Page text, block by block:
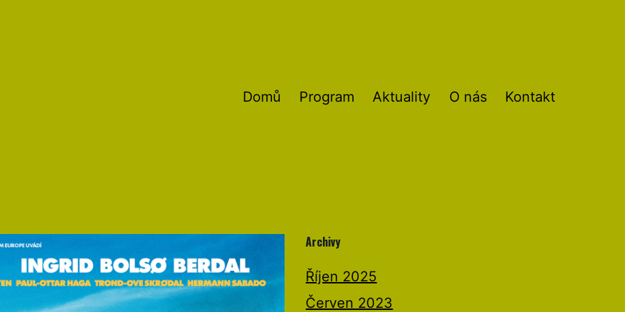
Domů Program Aktuality O nás Kontakt
Archivy
Říjen 2025
Červen 2023